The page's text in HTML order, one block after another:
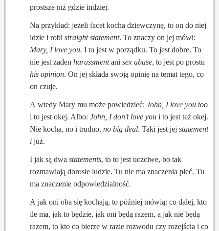
prostsze niż gdzie indziej.
Na przykład: jeżeli facet kocha dziewczynę, to on do niej
idzie i robi straight statement. To znaczy on jej mówi:
Mary, I love you. I to jest w porządku. To jest dobre. To
nie jest żaden harassmentani sex abuse, to jest po prostu
his opinion. On jej składa swoją opinię na temat tego, co
on czuje.
A wtedy Mary mu może powiedzieć: John, I love you too
i to jest okej. Albo: John, I don’t love you i to jest też okej.
Nie kocha, no i trudno, no big deal. Taki jest jej statement
i już.
I jak są dwa statements, to to jest uczciwe, bo tak
rozmawiają dorosłe ludzie. Tu nie ma znaczenia płeć. Tu
ma znaczenie odpowie­dzialność.
A jak oni oba się kochają, to później mówią: co dalej, kto
ile ma, jak to będzie, jak oni będą razem, a jak nie będą
razem, to kto co bierze w razie rozwodu czy rozejścia i co